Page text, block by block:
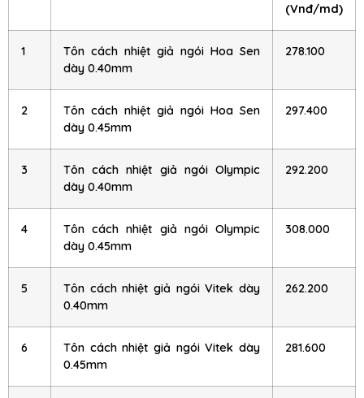
(Vnđ/md)
1
Tôn cách nhiệt giả ngói Hoa Sen
dày 0.40mm
278.100
2
Tôn cách nhiệt giả ngói Hoa Sen
dày 0.45mm
297.400
3
Tôn cách nhiệt giả ngói Olympic
dày 0.40mm
292.200
4
Tôn cách nhiệt giả ngói Olympic
dày 0.45mm
308.000
5
Tôn cách nhiệt giả ngói Vitek dày
0.40mm
262.200
6
Tôn cách nhiệt giả ngói Vitek dày
0.45mm
281.600